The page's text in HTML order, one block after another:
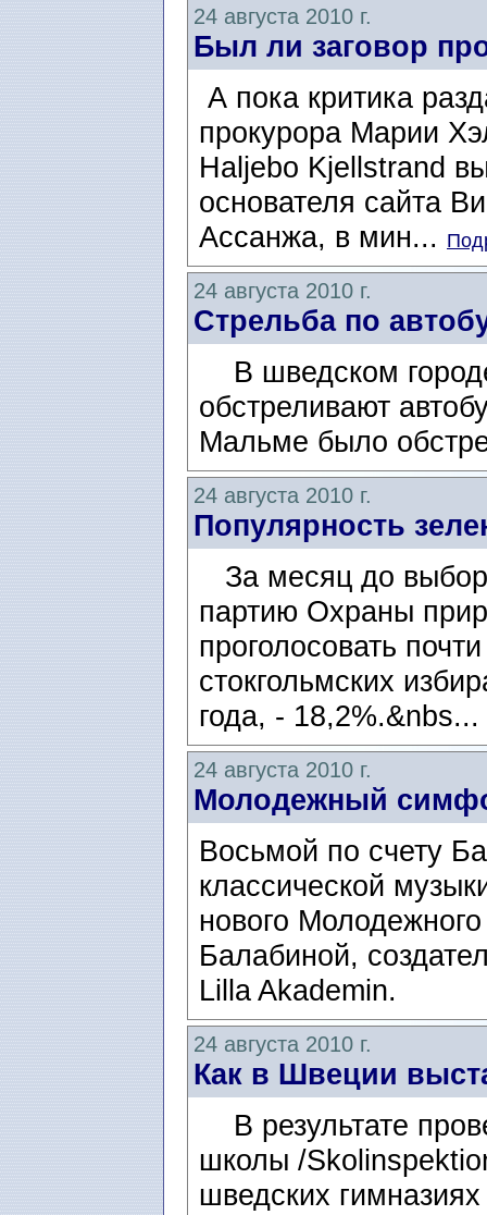
24 августа 2010 г.
Был ли заговор
А пока критика
прокурора Марии
Haljebo Kjellstrand
основателя сайта
Ассанжа, в мин...
24 августа 2010 г.
Стрельба по
В шведском
обстреливают
Мальме было
24 августа 2010 г.
Популярность
За месяц до
партию Охраны
проголосовать
стокгольмских
года, - 18,2%.&nbs...
24 августа 2010 г.
Молодежный
Восьмой по счету
классической
нового
Балабиной,
Lilla Akademin.
24 августа 2010 г.
Как в Швеции
В результате
школы /
шведских гимназиях